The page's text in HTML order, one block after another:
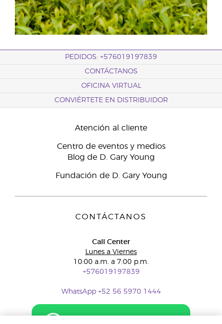
PEDIDOS: +576019197839
CONTÁCTANOS
OFICINA VIRTUAL
CONVIÉRTETE EN DISTRIBUIDOR
Atención al cliente
Centro de eventos y medios
Blog de D. Gary Young
Fundación de D. Gary Young
CONTÁCTANOS
Call Center
Lunes a Viernes
10:00 a.m. a 7:00 p.m.
+576019197839
WhatsApp +52 56 5970 1444